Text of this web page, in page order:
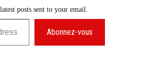
posts sent to your email.
Abonnez-vous